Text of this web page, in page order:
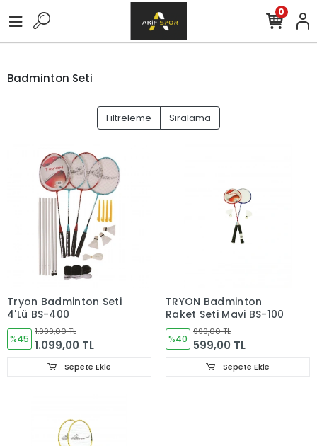
0
Badminton Seti
Filtreleme Sıralama
Tryon Badminton Seti
4'Lü BS-400
%45
1.999,00 TL
1.099,00 TL
Sepete Ekle
TRYON Badminton
Raket Seti Mavi BS-100
%40
999,00 TL
599,00 TL
Sepete Ekle